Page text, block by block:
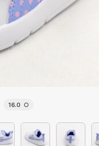
16.0 ○